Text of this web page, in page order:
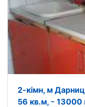
2-кімн, м
56 кв.м, - 13000